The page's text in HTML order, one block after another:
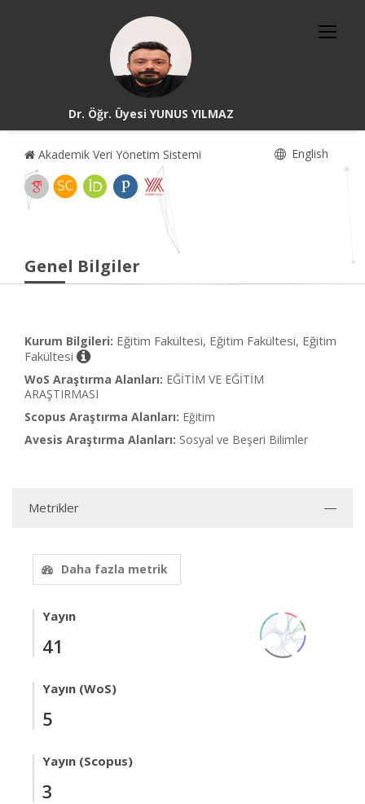
Dr. Öğr. Üyesi YUNUS YILMAZ
Akademik Veri Yönetim Sistemi English
Genel Bilgiler
Kurum Bilgileri: Eğitim Fakültesi, Eğitim Fakültesi, Eğitim
Fakültesi
WoS Araştırma Alanları: EĞİTİM VE EĞİTİM
ARAŞTIRMASI
Scopus Araştırma Alanları: Eğitim
Avesis Araştırma Alanları: Sosyal ve Beşeri Bilimler
Metrikler
Daha fazla metrik
Yayın
41
Yayın (WoS)
5
Yayın (Scopus)
3